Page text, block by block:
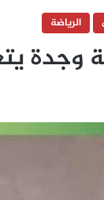
الرياضة
وجدة